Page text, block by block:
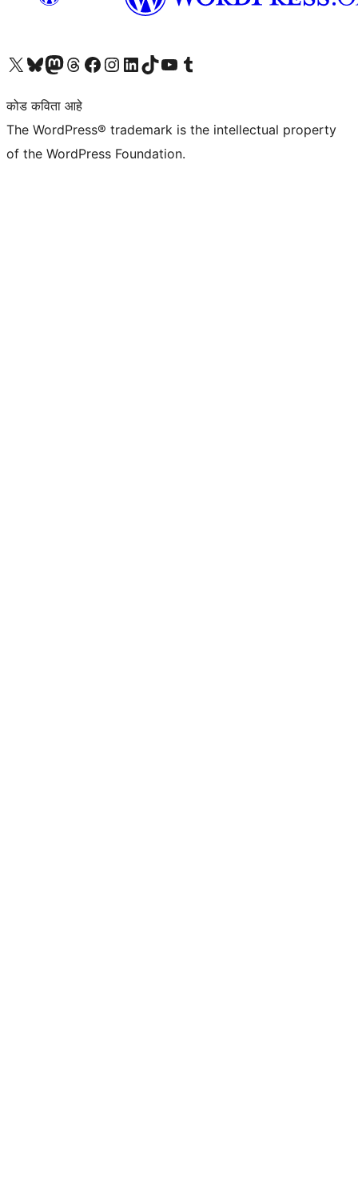
आमच्या X (एक्स) (पूर्वीचे ट्विटर) खात्याला भेट द्या आमच्या ब्लूस्की खात्याला भेट द्या.आमच्या Mastodon खात्याला भेट द्या.आमच्या थ्रेड्स खात्याला भेट द्या. आमच्या फेसबुक पेजला भेट द्या आमच्या इंस्टाग्राम खात्याला भेट द्या आमच्या लिंक्डइन खात्याला भेट द्या आमच्या टिकटॉक अकाउंटला भेट द्या.आमच्या यूट्यूब चॅनेलला भेट द्या आमच्या टंबलर खात्याला भेट द्या.
कोड कविता आहे
The WordPress® trademark is the intellectual property
of the WordPress Foundation.